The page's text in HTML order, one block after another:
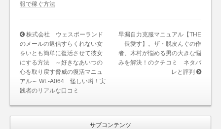
報で稼ぐ方法
株式会社 ウェスポーランド
のメールの返信すらくれない女
をいとも簡単に復活させて彼女
にする方法 ～好きなあいつの
心を取り戻す脅威の復活マニュ
アル～ WL-A064 怪しい噂！実
践者のリアルな口コミ
早漏自力克服マニュアル【THE
長愛す】。ザ・脱皮んぐの作
者、木村が悩める男の大きな悩
みを解決！のクチコミ ネタバ
レと評判
サブコンテンツ